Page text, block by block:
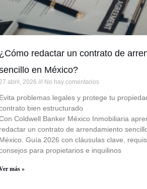
¿Cómo redactar un contrato de
en México?
abril, 2026 No hay comentarios
Evita problemas legales y protege tu
bien estructurado
Coldwell Banker México Inmobiliaria
redactar un contrato de arrendamiento
México. Guía 2026 con cláusulas clave,
para propietarios e inquilinos
más »